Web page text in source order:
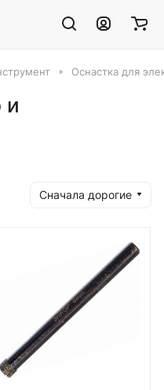
Оснастка для
и
Сначала дорогие